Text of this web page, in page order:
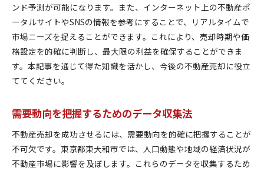
ンド予測が可能になります。また、インターネット上の不動産ポ
ータルサイトやSNSの情報を参考にすることで、リアルタイムで
市場ニーズを捉えることができます。これにより、売却時期や価
格設定を的確に判断し、最大限の利益を確保することができま
す。本記事を通じて得た知識を活かし、今後の不動産売却に役立
ててください。
需要動向を把握するためのデータ収集法
不動産売却を成功させるには、需要動向を的確に把握することが
不可欠です。東京都東大和市では、人口動態や地域の経済状況が
不動産市場に影響を及ぼします。これらのデータを収集するため